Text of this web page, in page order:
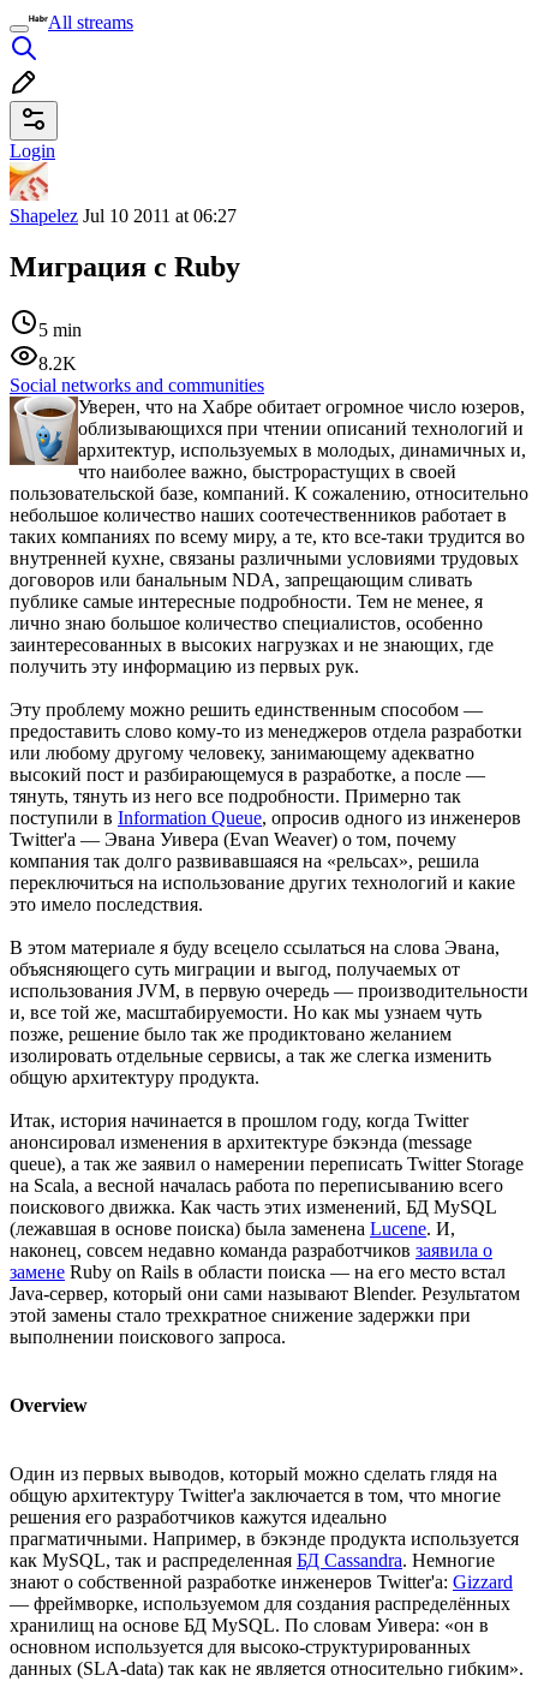
All streams
Login
Shapelez Jul 10 2011 at 06:27
Миграция с Ruby
5 min
8.2K
Social networks and communities
Уверен, что на Хабре обитает огромное число юзеров,
облизывающихся при чтении описаний технологий и
архитектур, используемых в молодых, динамичных и,
что наиболее важно, быстрорастущих в своей
пользовательской базе, компаний. К сожалению, относительно
небольшое количество наших соотечественников работает в
таких компаниях по всему миру, а те, кто все-таки трудится во
внутренней кухне, связаны различными условиями трудовых
договоров или банальным NDA, запрещающим сливать
публике самые интересные подробности. Тем не менее, я
лично знаю большое количество специалистов, особенно
заинтересованных в высоких нагрузках и не знающих, где
получить эту информацию из первых рук.
Эту проблему можно решить единственным способом —
предоставить слово кому-то из менеджеров отдела разработки
или любому другому человеку, занимающему адекватно
высокий пост и разбирающемуся в разработке, а после —
тянуть, тянуть из него все подробности. Примерно так
поступили в Information Queue, опросив одного из инженеров
Twitter'а — Эвана Уивера (Evan Weaver) о том, почему
компания так долго развивавшаяся на «рельсах», решила
переключиться на использование других технологий и какие
это имело последствия.
В этом материале я буду всецело ссылаться на слова Эвана,
объясняющего суть миграции и выгод, получаемых от
использования JVM, в первую очередь — производительности
и, все той же, масштабируемости. Но как мы узнаем чуть
позже, решение было так же продиктовано желанием
изолировать отдельные сервисы, а так же слегка изменить
общую архитектуру продукта.
Итак, история начинается в прошлом году, когда Twitter
анонсировал изменения в архитектуре бэкэнда (message
queue), а так же заявил о намерении переписать Twitter Storage
на Scala, а весной началась работа по переписыванию всего
поискового движка. Как часть этих изменений, БД MySQL
(лежавшая в основе поиска) была заменена Lucene. И,
наконец, совсем недавно команда разработчиков заявила о
замене Ruby on Rails в области поиска — на его место встал
Java-сервер, который они сами называют Blender. Результатом
этой замены стало трехкратное снижение задержки при
выполнении поискового запроса.
Overview
Один из первых выводов, который можно сделать глядя на
общую архитектуру Twitter'а заключается в том, что многие
решения его разработчиков кажутся идеально
прагматичными. Например, в бэкэнде продукта используется
как MySQL, так и распределенная БД Cassandra. Немногие
знают о собственной разработке инженеров Twitter'а: Gizzard
— фреймворке, используемом для создания распределённых
хранилищ на основе БД MySQL. По словам Уивера: «он в
основном используется для высоко-структурированных
данных (SLA-data) так как не является относительно гибким».